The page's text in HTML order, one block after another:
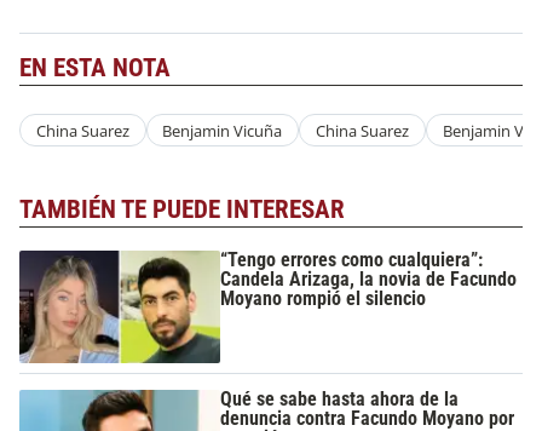
EN ESTA NOTA
China Suarez Benjamin Vicuña China Suarez Benjamin
TAMBIÉN TE PUEDE INTERESAR
“Tengo errores como cualquiera”:
Candela Arizaga, la novia de Facundo
Moyano rompió el silencio
Qué se sabe hasta ahora de la
denuncia contra Facundo Moyano por